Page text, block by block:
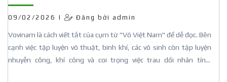
09/02/2026 | Đăng bởi admin
Vovinam là cách viết tắt của cụm từ "Võ Việt Nam" để dễ đọc. Bên
cạnh việc tập luyện võ thuật, binh khí, các võ sinh còn tập luyện
nhuyễn công, khí công và coi trọng việc trau dồi nhân tính.